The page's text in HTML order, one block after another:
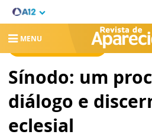
MENU
REVISTA DE APARECIDA
Sínodo: um
diálogo e
eclesial